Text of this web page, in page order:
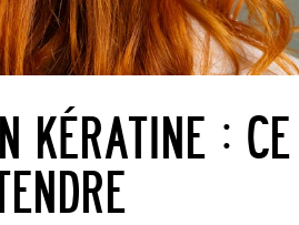
KÉRATINE :